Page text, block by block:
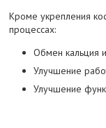
Кроме укрепления
процессах:
Обмен кальция
Улучшение
Улучшение